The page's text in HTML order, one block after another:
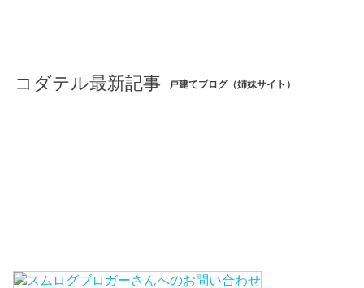
コダテル最新記事 戸建てブログ（姉妹サイト）